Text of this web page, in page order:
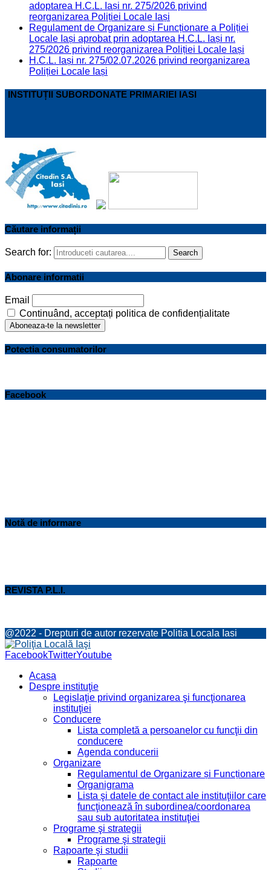
adoptarea H.C.L. Iași nr. 275/2026 privind
reorganizarea Poliției Locale Iași
Regulament de Organizare și Funcționare a Poliției
Locale Iași aprobat prin adoptarea H.C.L. Iași nr.
275/2026 privind reorganizarea Poliției Locale Iași
H.C.L. Iași nr. 275/02.07.2026 privind reorganizarea
Poliției Locale Iași
INSTITUȚII SUBORDONATE PRIMARIEI IASI
Căutare informații
Search for: Search
Abonare informatii
Email
Continuând, acceptați politica de confidențialitate
Potectia consumatorilor
Facebook
Notă de informare
REVISTA P.L.I.
@2022 - Drepturi de autor rezervate Politia Locala Iasi
FacebookTwitterYoutube
Acasa
Despre instituţie
Legislaţie privind organizarea şi funcţionarea
instituţiei
Conducere
Lista completă a persoanelor cu funcţii din
conducere
Agenda conducerii
Organizare
Regulamentul de Organizare și Funcționare
Organigrama
Lista şi datele de contact ale instituţiilor care
funcţionează în subordinea/coordonarea
sau sub autoritatea instituţiei
Programe şi strategii
Programe şi strategii
Rapoarte şi studii
Rapoarte